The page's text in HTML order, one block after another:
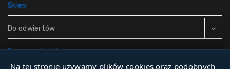
Sklep
Do odwiertów
Rury do studni
Na tej stronie używamy plików cookies oraz podobnych